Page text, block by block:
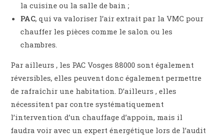
la cuisine ou la salle de bain ;
PAC, qui va valoriser l’air extrait par la VMC pour
chauffer les pièces comme le salon ou les
chambres.
Par ailleurs , les PAC Vosges 88000 sont également
réversibles, elles peuvent donc également permettre
de rafraîchir une habitation. D’ailleurs , elles
nécessitent par contre systématiquement
l’intervention d’un chauffage d’appoin, mais il
faudra voir avec un expert énergétique lors de l’audit